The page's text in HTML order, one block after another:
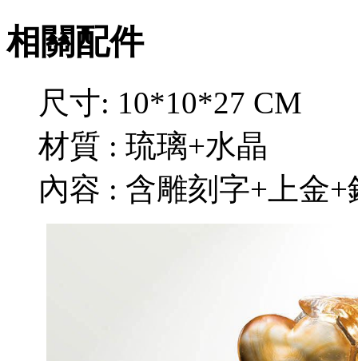
相關配件
尺寸: 10*10*27 CM
材質 : 琉璃+水晶
內容 : 含雕刻字+上金